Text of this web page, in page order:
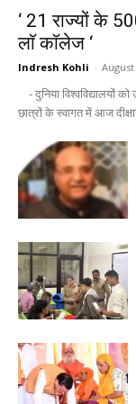
‘ 21 राज्यों के
लाॅ काॅलेज ‘
Indresh Kohli - August
- दुनिया विश्वविद्यालयों
छात्रों के स्वागत में आज